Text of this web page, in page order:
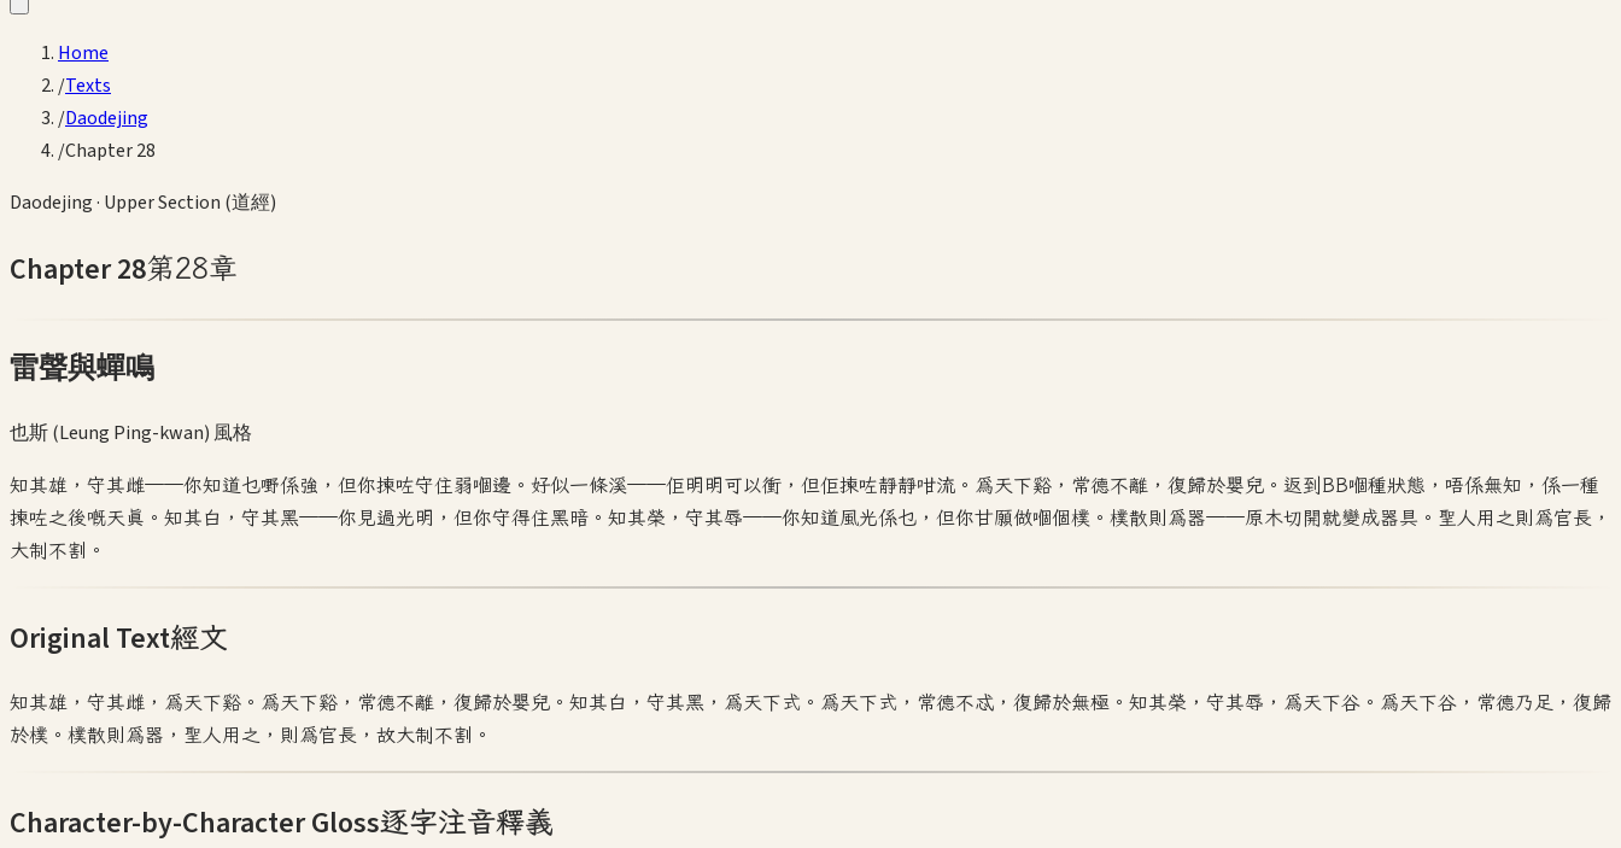
Home
/Texts
/Daodejing
/Chapter 28
Daodejing· Upper Section (道經)
Chapter28第28章
雷聲與蟬鳴
也斯 (Leung Ping-kwan)風格
知其雄，守其雌——你知道乜嘢係強，但你揀咗守住弱嗰邊。好似一條溪——佢明明可以衝，但佢揀咗靜靜咁流。為天下谿，常德不離，復歸於嬰兒。返到BB嗰種狀態，唔係無知，係一種
揀咗之後嘅天真。知其白，守其黑——你見過光明，但你守得住黑暗。知其榮，守其辱——你知道風光係乜，但你甘願做嗰個樸。樸散則為器——原木切開就變成器具。聖人用之則為官長，
大制不割。
Original Text經文
知其雄，守其雌，為天下谿。為天下谿，常德不離，復歸於嬰兒。知其白，守其黑，為天下式。為天下式，常德不忒，復歸於無極。知其榮，守其辱，為天下谷。為天下谷，常德乃足，復歸
於樸。樸散則為器，聖人用之，則為官長，故大制不割。
Character-by-Character Gloss逐字注音釋義